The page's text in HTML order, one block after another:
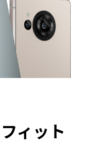
フィット